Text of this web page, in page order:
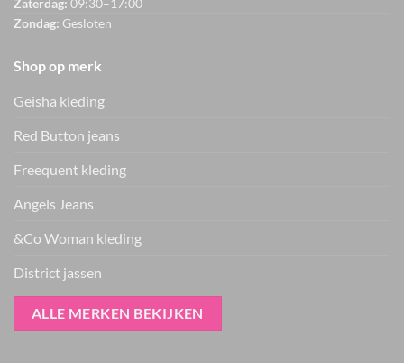
Zaterdag: 09:30–17:00
Zondag: Gesloten
Shop op merk
Geisha kleding
Red Button jeans
Freequent kleding
Angels Jeans
&Co Woman kleding
District jassen
ALLE MERKEN BEKIJKEN